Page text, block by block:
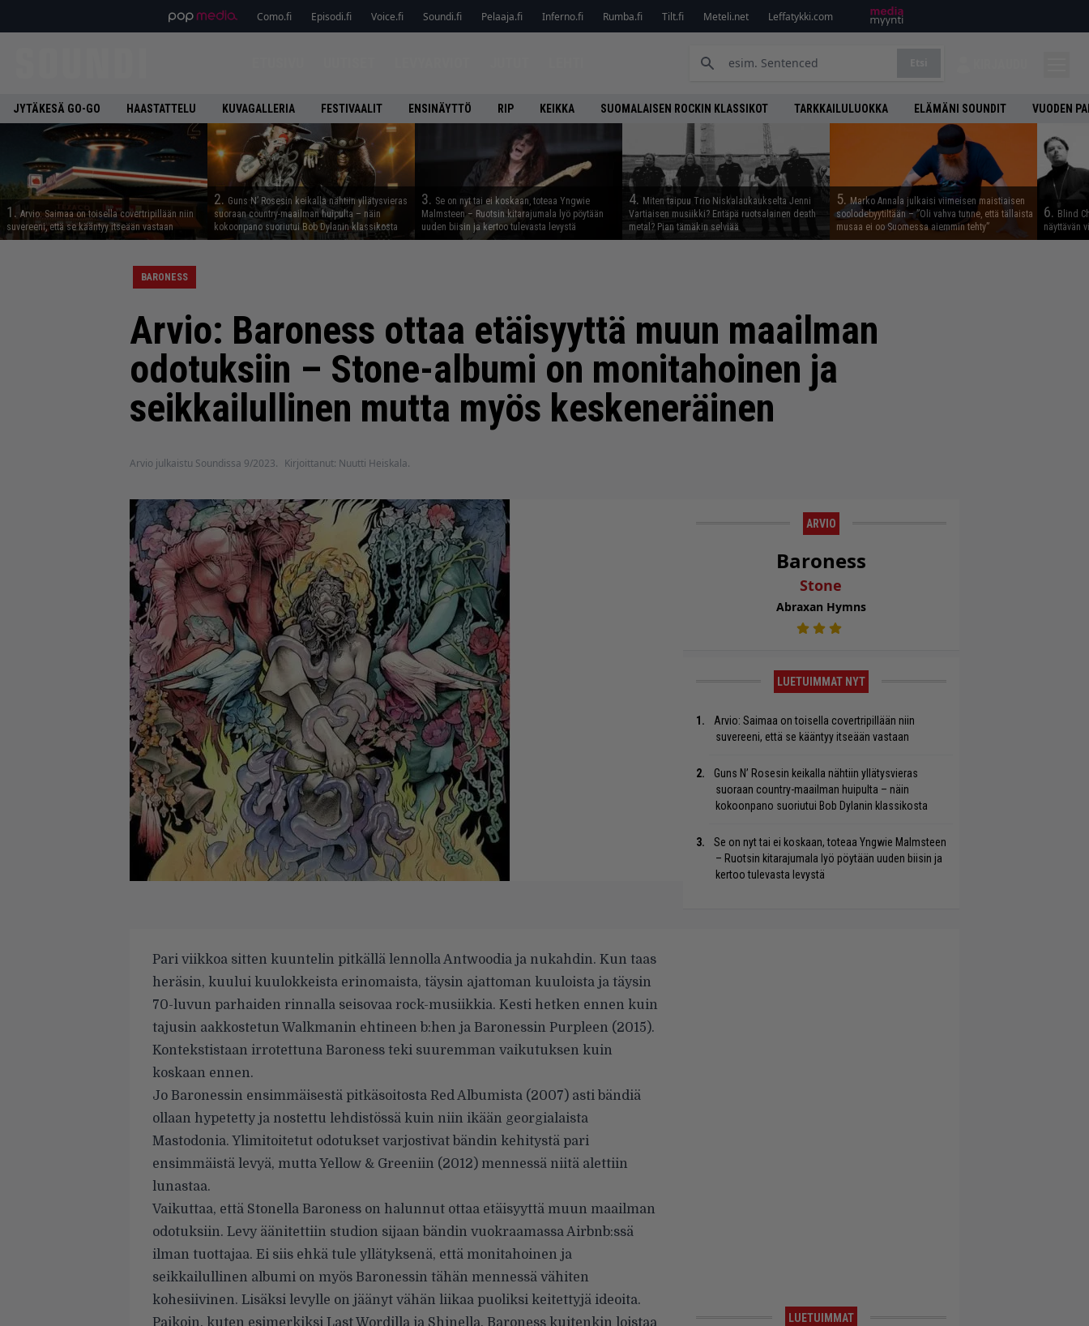
Como.fi Episodi.fi Voice.fi Soundi.fi Pelaaja.fi Inferno.fi Rumba.fi Tilt.fi Meteli.net Leffatykki.com
JYTÄKESÄ GO-GO HAASTATTELU KUVAGALLERIA FESTIVAALIT ENSINÄYTTÖ RIP KEIKKA SUOMALAISEN ROCKIN KLASSIKOT TARKKAILULUOKKA ELÄMÄNI SOUNDIT VUODEN
1. Arvio: Saimaa on toisella covertripillään niin
suvereeni, että se kääntyy itseään vastaan
2. Guns N’ Rosesin keikalla nähtiin yllätysvieras
suoraan country-maailman huipulta – näin
kokoonpano suoriutui Bob Dylanin klassikosta
3. Se on nyt tai ei koskaan, toteaa Yngwie
Malmsteen – Ruotsin kitarajumala lyö pöytään
uuden biisin ja kertoo tulevasta levystä
4. Miten taipuu Trio Niskalaukaukselta Jenni
Vartiaisen musiikki? Entäpä ruotsalainen death
metal? Pian tämäkin selviää
5. Marko Annala julkaisi viimeisen maistiaisen
soolodebyytiltään – ”Oli vahva tunne, että tällaista
musaa ei oo Suomessa aiemmin tehty”
6. Blind
näyttävän
BARONESS
Arvio: Baroness ottaa etäisyyttä muun maailman
odotuksiin – Stone-albumi on monitahoinen ja
seikkailullinen mutta myös keskeneräinen
Arvio julkaistu Soundissa 9/2023. Kirjoittanut: Nuutti Heiskala.
ARVIO
Baroness
Stone
Abraxan Hymns
LUETUIMMAT NYT
Arvio: Saimaa on toisella covertripillään niin
suvereeni, että se kääntyy itseään vastaan
Guns N’ Rosesin keikalla nähtiin yllätysvieras
suoraan country-maailman huipulta – näin
kokoonpano suoriutui Bob Dylanin klassikosta
Se on nyt tai ei koskaan, toteaa Yngwie Malmsteen
– Ruotsin kitarajumala lyö pöytään uuden biisin ja
kertoo tulevasta levystä
Pari viikkoa sitten kuuntelin pitkällä lennolla Antwoodia ja nukahdin. Kun taas
heräsin, kuului kuulokkeista erinomaista, täysin ajattoman kuuloista ja täysin
70-luvun parhaiden rinnalla seisovaa rock-musiikkia. Kesti hetken ennen kuin
tajusin aakkostetun Walkmanin ehtineen b:hen ja Baronessin Purpleen (2015).
Kontekstistaan irrotettuna Baroness teki suuremman vaikutuksen kuin
koskaan ennen.
Jo Baronessin ensimmäisestä pitkäsoitosta Red Albumista (2007) asti bändiä
ollaan hypetetty ja nostettu lehdistössä kuin niin ikään georgialaista
Mastodonia. Ylimitoitetut odotukset varjostivat bändin kehitystä pari
ensimmäistä levyä, mutta Yellow & Greeniin (2012) mennessä niitä alettiin
lunastaa.
Vaikuttaa, että Stonella Baroness on halunnut ottaa etäisyyttä muun maailman
odotuksiin. Levy äänitettiin studion sijaan bändin vuokraamassa Airbnb:ssä
ilman tuottajaa. Ei siis ehkä tule yllätyksenä, että monitahoinen ja
seikkailullinen albumi on myös Baronessin tähän mennessä vähiten
kohesiivinen. Lisäksi levylle on jäänyt vähän liikaa puoliksi keitettyjä ideoita.
Paikoin, kuten esimerkiksi Last Wordilla ja Shinella, Baroness kuitenkin loistaa
LUETUIMMAT